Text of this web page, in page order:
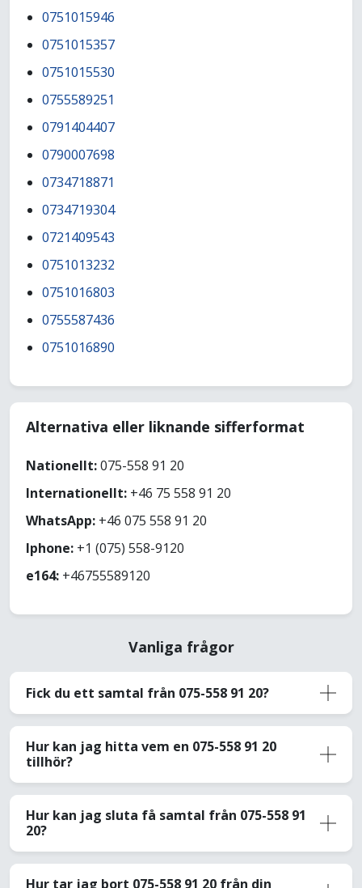
0751015946
0751015357
0751015530
0755589251
0791404407
0790007698
0734718871
0734719304
0721409543
0751013232
0751016803
0755587436
0751016890
Alternativa eller liknande sifferformat
Nationellt:075-558 91 20
Internationellt: +46 75 558 91 20
WhatsApp: +46 075 558 91 20
Iphone: +1 (075) 558-9120
e164: +46755589120
Vanliga frågor
Fick du ett samtal från 075-558 91 20?
Hur kan jag hitta vem en 075-558 91 20
tillhör?
Hur kan jag sluta få samtal från 075-558 91
20?
Hur tar jag bort 075-558 91 20 från din